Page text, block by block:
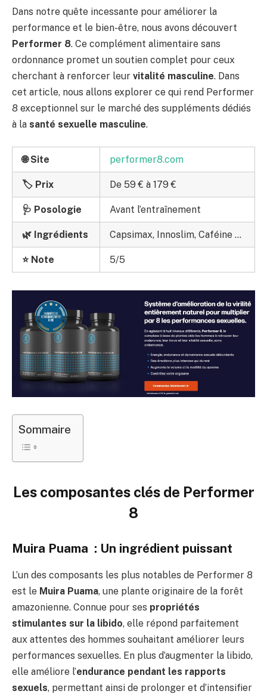
Dans notre quête incessante pour améliorer la
performance et le bien-être, nous avons découvert
Performer 8. Ce complément alimentaire sans
ordonnance promet un soutien complet pour ceux
cherchant à renforcer leur vitalité masculine. Dans
cet article, nous allons explorer ce qui rend Performer
8 exceptionnel sur le marché des suppléments dédiés
à la santé sexuelle masculine.
🌐 Site performer8.com
🏷️ Prix De 59 € à 179 €
🩺 Posologie Avant l’entraînement
🌿 Ingrédients Capsimax, Innoslim, Caféine …
⭐ Note 5/5
Sommaire
Les composantes clés de Performer
8
Muira Puama : Un ingrédient puissant
L’un des composants les plus notables de Performer 8
est le Muira Puama, une plante originaire de la forêt
amazonienne. Connue pour ses propriétés
stimulantes sur la libido, elle répond parfaitement
aux attentes des hommes souhaitant améliorer leurs
performances sexuelles. En plus d’augmenter la libido,
elle améliore l’endurance pendant les rapports
sexuels, permettant ainsi de prolonger et d’intensifier